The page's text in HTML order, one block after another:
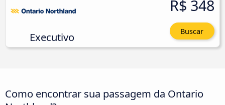
Executivo
R$ 348
Buscar
Como encontrar sua passagem da Ontario